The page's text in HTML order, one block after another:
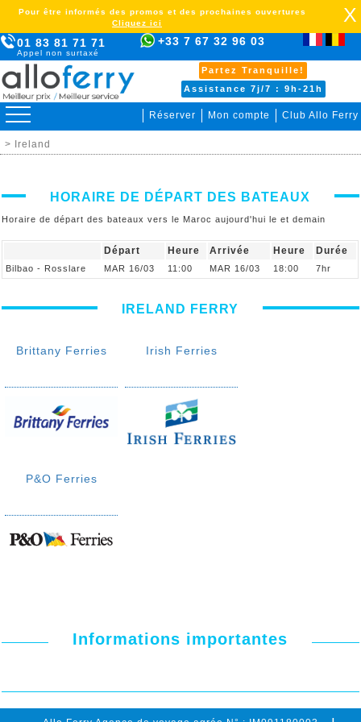
01 83 81 71 71
Appel non surtaxé
+33 7 67 32 96 03
Partez Tranquille!
Assistance 7j/7 : 9h-21h
Réserver Mon compte Club Allo Ferry
Pour être informés des promos et des prochaines ouvertures
Cliquez ici
X
> Ireland
HORAIRE DE DÉPART DES BATEAUX
Horaire de départ des bateaux vers le Maroc aujourd'hui le et demain
Départ Heure Arrivée Heure Durée
Bilbao - Rosslare MAR 16/03 11:00 MAR 16/03 18:00 7hr
IRELAND FERRY
Brittany Ferries Irish Ferries
P&O Ferries
Informations importantes